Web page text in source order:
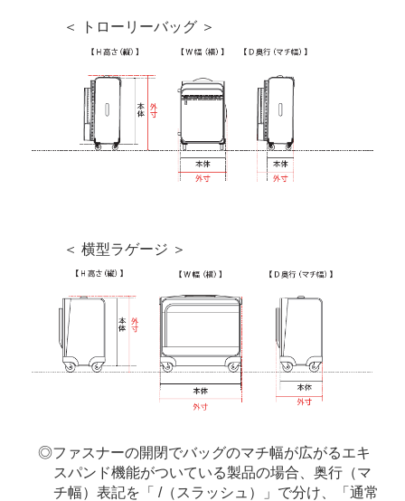
＜ トローリーバッグ ＞
＜ 横型ラゲージ ＞
ファスナーの開閉でバッグのマチ幅が広がるエキ
スパンド機能がついている製品の場合、奥行（マ
チ幅）表記を「 /（スラッシュ）」で分け、「通常